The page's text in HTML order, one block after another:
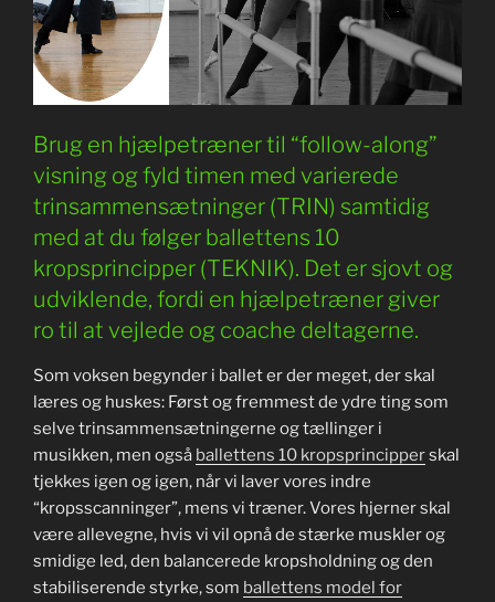
Brug en hjælpetræner til “follow-along”
visning og fyld timen med varierede
trinsammensætninger (TRIN) samtidig
med at du følger ballettens 10
kropsprincipper (TEKNIK). Det er sjovt og
udviklende, fordi en hjælpetræner giver
ro til at vejlede og coache deltagerne.
Som voksen begynder i ballet er der meget, der skal
læres og huskes: Først og fremmest de ydre ting som
selve trinsammensætningerne og tællinger i
musikken, men også ballettens 10 kropsprincipperskal
tjekkes igen og igen, når vi laver vores indre
“kropsscanninger”, mens vi træner. Vores hjerner skal
være allevegne, hvis vi vil opnå de stærke muskler og
smidige led, den balancerede kropsholdning og den
stabiliserende styrke, som ballettens model for